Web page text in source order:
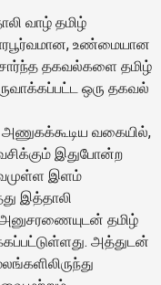
வாழ் தமிழ்
உண்மையான
தகவல்களை தமிழ்
ஒரு தகவல்
வகையில்,
வசிக்கும் இதுபோன்ற
இளம்
இத்தாலி
தமிழ்
அத்துடன்